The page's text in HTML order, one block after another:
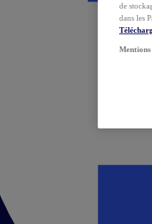
de
dans les
Mentions